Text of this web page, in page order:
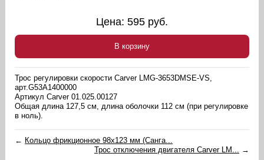
Цена: 595 руб.
В корзину
Трос регулировки скорости Carver LMG-3653DMSE-VS,
арт.G53A1400000
Артикул Carver 01.025.00127
Общая длина 127,5 см, длина оболочки 112 см (при регулировке
в ноль).
← Кольцо фрикционное 98х123 мм (Санга...
Трос отключения двигателя Carver LM... →